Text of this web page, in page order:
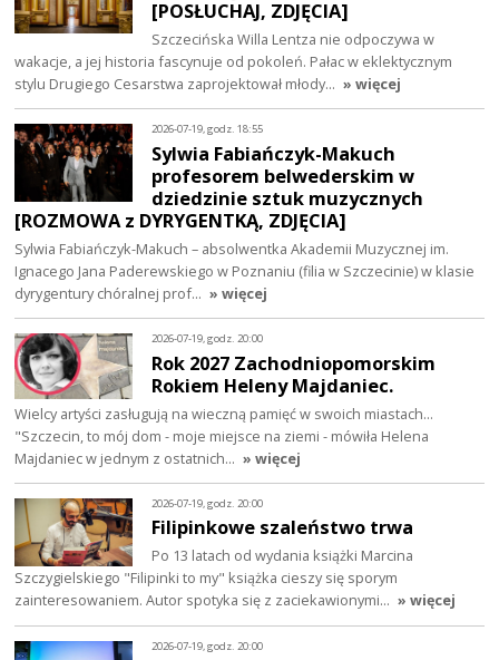
[POSŁUCHAJ, ZDJĘCIA]
Szczecińska Willa Lentza nie odpoczywa w
wakacje, a jej historia fascynuje od pokoleń. Pałac w eklektycznym
stylu Drugiego Cesarstwa zaprojektował młody… » więcej
2026-07-19, godz. 18:55
Sylwia Fabiańczyk-Makuch
profesorem belwederskim w
dziedzinie sztuk muzycznych
[ROZMOWA z DYRYGENTKĄ, ZDJĘCIA]
Sylwia Fabiańczyk-Makuch – absolwentka Akademii Muzycznej im.
Ignacego Jana Paderewskiego w Poznaniu (filia w Szczecinie) w klasie
dyrygentury chóralnej prof… » więcej
2026-07-19, godz. 20:00
Rok 2027 Zachodniopomorskim
Rokiem Heleny Majdaniec.
Wielcy artyści zasługują na wieczną pamięć w swoich miastach...
"Szczecin, to mój dom - moje miejsce na ziemi - mówiła Helena
Majdaniec w jednym z ostatnich… » więcej
2026-07-19, godz. 20:00
Filipinkowe szaleństwo trwa
Po 13 latach od wydania książki Marcina
Szczygielskiego "Filipinki to my" książka cieszy się sporym
zainteresowaniem. Autor spotyka się z zaciekawionymi… » więcej
2026-07-19, godz. 20:00